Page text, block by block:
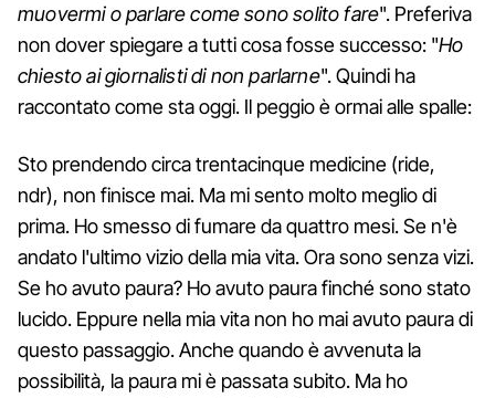
muovermi o parlare come sono solito fare". Preferiva
non dover spiegare a tutti cosa fosse successo: "Ho
chiesto ai giornalisti di non parlarne". Quindi ha
raccontato come sta oggi. Il peggio è ormai alle spalle:
Sto prendendo circa trentacinque medicine (ride,
ndr), non finisce mai. Ma mi sento molto meglio di
prima. Ho smesso di fumare da quattro mesi. Se n'è
andato l'ultimo vizio della mia vita. Ora sono senza vizi.
Se ho avuto paura? Ho avuto paura finché sono stato
lucido. Eppure nella mia vita non ho mai avuto paura di
questo passaggio. Anche quando è avvenuta la
possibilità, la paura mi è passata subito. Ma ho